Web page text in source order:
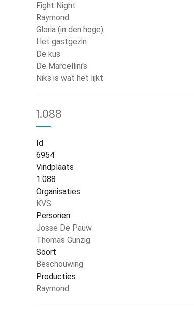
Fight Night
Raymond
Gloria (in den hoge)
Het gastgezin
De kus
De Marcellini's
Niks is wat het lijkt
1.088
Id
6954
Vindplaats
1.088
Organisaties
KVS
Personen
Josse De Pauw
Thomas Gunzig
Soort
Beschouwing
Producties
Raymond